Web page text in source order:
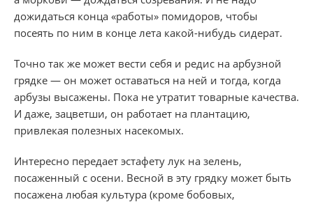
дожидаться конца «работы» помидоров, чтобы
посеять по ним в конце лета какой-нибудь сидерат.
Точно так же может вести себя и редис на арбузной
грядке — он может оставаться на ней и тогда, когда
арбузы высажены. Пока не утратит товарные качества.
И даже, зацветши, он работает на плантацию,
привлекая полезных насекомых.
Интересно передает эстафету лук на зелень,
посаженный с осени. Весной в эту грядку может быть
посажена любая культура (кроме бобовых,